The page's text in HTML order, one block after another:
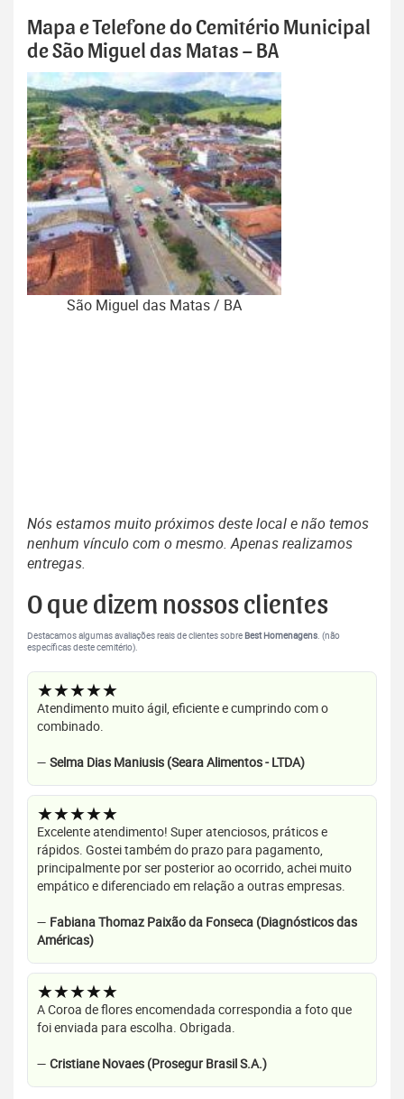
Mapa e Telefone do Cemitério Municipal
de São Miguel das Matas – BA
São Miguel das Matas / BA
Nós estamos muito próximos deste local e não temos
nenhum vínculo com o mesmo. Apenas realizamos
entregas.
O que dizem nossos clientes
Destacamos algumas avaliações reais de clientes sobreBest Homenagens. (não
específicas deste cemitério).
★★★★★
Atendimento muito ágil, eficiente e cumprindo com o
combinado.
— Selma Dias Maniusis (Seara Alimentos - LTDA)
★★★★★
Excelente atendimento! Super atenciosos, práticos e
rápidos. Gostei também do prazo para pagamento,
principalmente por ser posterior ao ocorrido, achei muito
empático e diferenciado em relação a outras empresas.
— Fabiana Thomaz Paixão da Fonseca (Diagnósticos das
Américas)
★★★★★
A Coroa de flores encomendada correspondia a foto que
foi enviada para escolha. Obrigada.
— Cristiane Novaes (Prosegur Brasil S.A.)